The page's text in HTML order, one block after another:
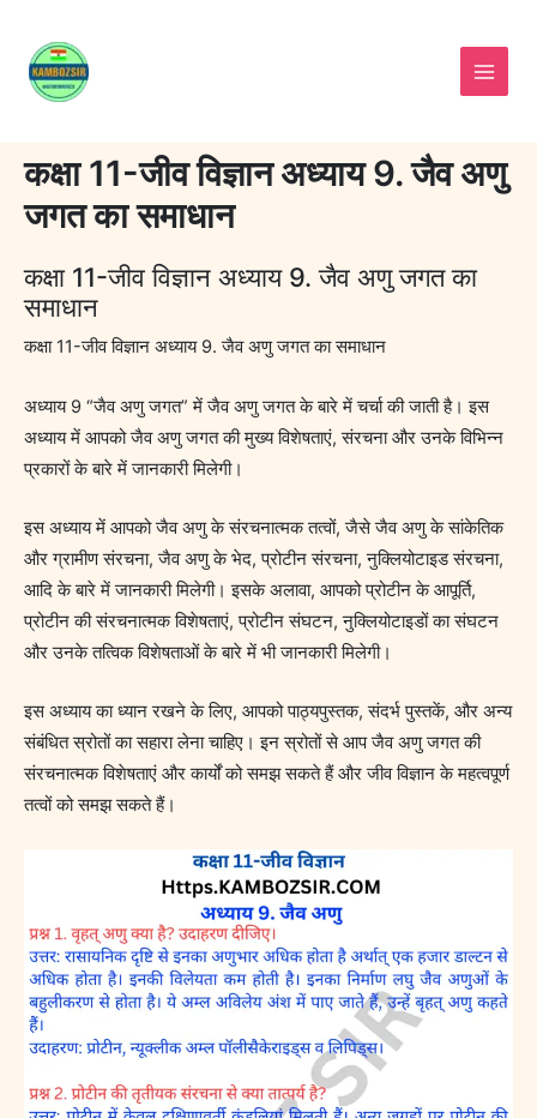
content
कक्षा 11-जीव विज्ञान अध्याय 9. जैव अणु
जगत का समाधान
कक्षा 11-जीव विज्ञान अध्याय 9. जैव अणु जगत का
समाधान
कक्षा 11-जीव विज्ञान अध्याय 9. जैव अणु जगत का समाधान
अध्याय 9 “जैव अणु जगत” में जैव अणु जगत के बारे में चर्चा की जाती है। इस
अध्याय में आपको जैव अणु जगत की मुख्य विशेषताएं, संरचना और उनके विभिन्न
प्रकारों के बारे में जानकारी मिलेगी।
इस अध्याय में आपको जैव अणु के संरचनात्मक तत्वों, जैसे जैव अणु के सांकेतिक
और ग्रामीण संरचना, जैव अणु के भेद, प्रोटीन संरचना, नुक्लियोटाइड संरचना,
आदि के बारे में जानकारी मिलेगी। इसके अलावा, आपको प्रोटीन के आपूर्ति,
प्रोटीन की संरचनात्मक विशेषताएं, प्रोटीन संघटन, नुक्लियोटाइडों का संघटन
और उनके तत्विक विशेषताओं के बारे में भी जानकारी मिलेगी।
इस अध्याय का ध्यान रखने के लिए, आपको पाठ्यपुस्तक, संदर्भ पुस्तकें, और अन्य
संबंधित स्रोतों का सहारा लेना चाहिए। इन स्रोतों से आप जैव अणु जगत की
संरचनात्मक विशेषताएं और कार्यों को समझ सकते हैं और जीव विज्ञान के महत्वपूर्ण
तत्वों को समझ सकते हैं।